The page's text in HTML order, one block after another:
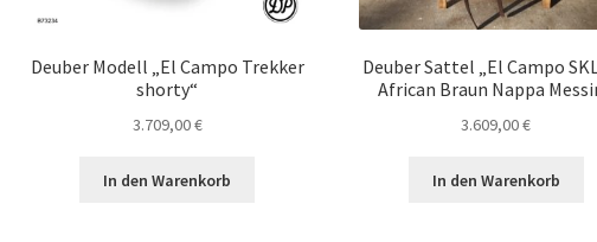
Deuber Modell „El Campo Trekker
shorty“
3.709,00€
In den Warenkorb
Deuber Sattel „El Campo
African Braun Nappa
3.609,00€
In den Warenkorb